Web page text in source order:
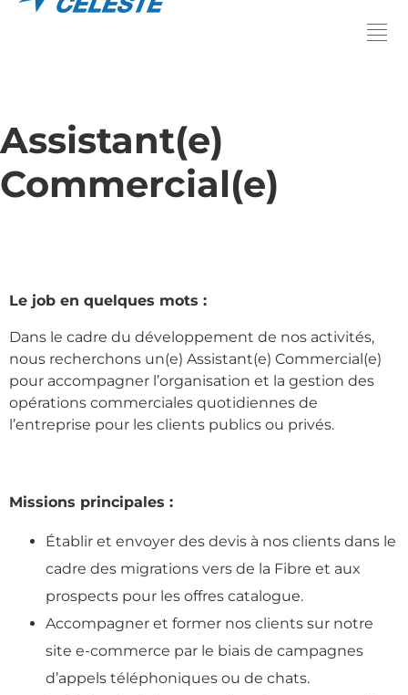
Assistant(e)
Commercial(e)
Le job en quelques mots :
Dans le cadre du développement de nos activités,
nous recherchons un(e) Assistant(e) Commercial(e)
pour accompagner l’organisation et la gestion des
opérations commerciales quotidiennes de
l’entreprise pour les clients publics ou privés.
Missions principales :
Établir et envoyer des devis à nos clients dans le
cadre des migrations vers de la Fibre et aux
prospects pour les offres catalogue.
Accompagner et former nos clients sur notre
site e-commerce par le biais de campagnes
d’appels téléphoniques ou de chats.